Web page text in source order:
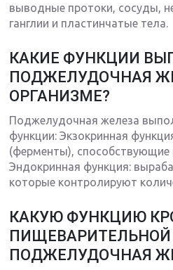
выводные протоки, сосуды,
ганглии и пластинчатые тела.
КАКИЕ ФУНКЦИИ
ПОДЖЕЛУДОЧНАЯ
ОРГАНИЗМЕ?
Поджелудочная железа
функции: Экзокринная
(ферменты),
Эндокринная функция:
которые контролируют
КАКУЮ ФУНКЦИЮ
ПОДЖЕЛУДОЧНАЯ